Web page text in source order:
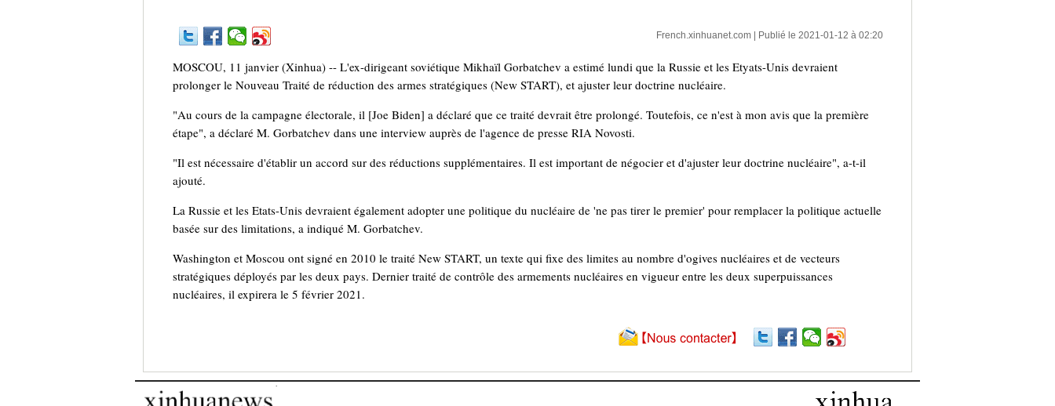
French.xinhuanet.com| Publié le 2021-01-12 à 02:20
MOSCOU, 11 janvier (Xinhua) -- L'ex-dirigeant soviétique Mikhaïl Gorbatchev a estimé lundi que la Russie et les Etyats-Unis devraient
prolonger le Nouveau Traité de réduction des armes stratégiques (New START), et ajuster leur doctrine nucléaire.
"Au cours de la campagne électorale, il [Joe Biden] a déclaré que ce traité devrait être prolongé. Toutefois, ce n'est à mon avis que la première
étape", a déclaré M. Gorbatchev dans une interview auprès de l'agence de presse RIA Novosti.
"Il est nécessaire d'établir un accord sur des réductions supplémentaires. Il est important de négocier et d'ajuster leur doctrine nucléaire", a-t-il
ajouté.
La Russie et les Etats-Unis devraient également adopter une politique du nucléaire de 'ne pas tirer le premier' pour remplacer la politique actuelle
basée sur des limitations, a indiqué M. Gorbatchev.
Washington et Moscou ont signé en 2010 le traité New START, un texte qui fixe des limites au nombre d'ogives nucléaires et de vecteurs
stratégiques déployés par les deux pays. Dernier traité de contrôle des armements nucléaires en vigueur entre les deux superpuissances
nucléaires, il expirera le 5 février 2021.